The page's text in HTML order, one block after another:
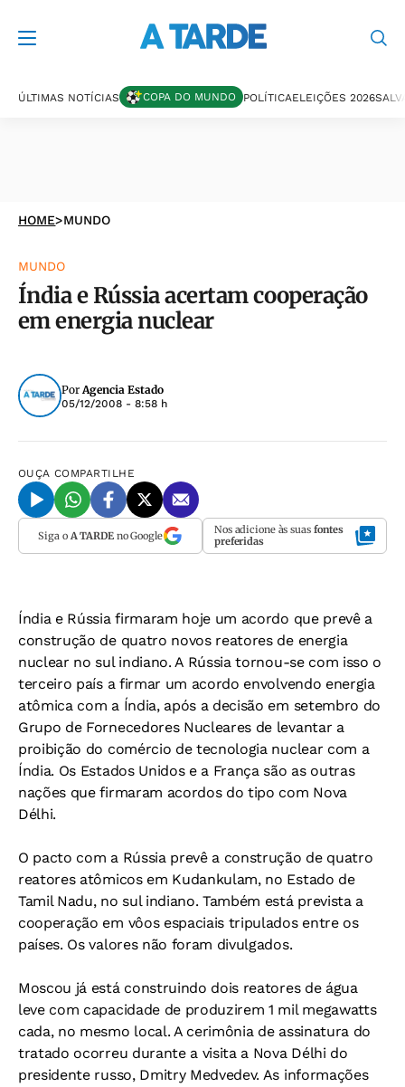
ÚLTIMAS NOTÍCIAS COPA DO MUNDO POLÍTICAELEIÇÕES 2026
HOME>MUNDO
MUNDO
Índia e Rússia acertam cooperação
em energia nuclear
PorAgencia Estado
05/12/2008 - 8:58 h
OUÇA COMPARTILHE
Siga o A TARDEno Google Nos adicione às suas fontes
preferidas
Índia e Rússia firmaram hoje um acordo que prevê a
construção de quatro novos reatores de energia
nuclear no sul indiano. A Rússia tornou-se com isso o
terceiro país a firmar um acordo envolvendo energia
atômica com a Índia, após a decisão em setembro do
Grupo de Fornecedores Nucleares de levantar a
proibição do comércio de tecnologia nuclear com a
Índia. Os Estados Unidos e a França são as outras
nações que firmaram acordos do tipo com Nova
Délhi.
O pacto com a Rússia prevê a construção de quatro
reatores atômicos em Kudankulam, no Estado de
Tamil Nadu, no sul indiano. Também está prevista a
cooperação em vôos espaciais tripulados entre os
países. Os valores não foram divulgados.
Moscou já está construindo dois reatores de água
leve com capacidade de produzirem 1 mil megawatts
cada, no mesmo local. A cerimônia de assinatura do
tratado ocorreu durante a visita a Nova Délhi do
presidente russo, Dmitry Medvedev. As informações